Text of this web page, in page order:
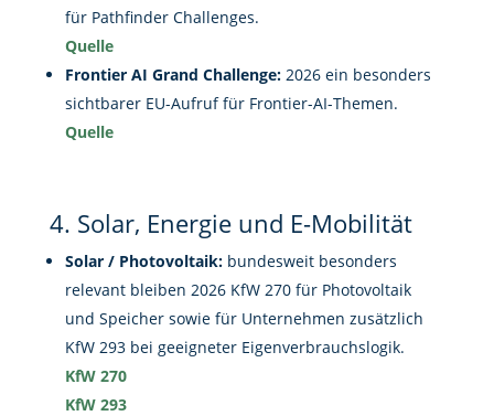
für Pathfinder Challenges.
Quelle
Frontier AI Grand Challenge:2026 ein besonders
sichtbarer EU-Aufruf für Frontier-AI-Themen.
Quelle
4. Solar, Energie und E-Mobilität
Solar / Photovoltaik:bundesweit besonders
relevant bleiben 2026 KfW 270 für Photovoltaik
und Speicher sowie für Unternehmen zusätzlich
KfW 293 bei geeigneter Eigenverbrauchslogik.
KfW 270
KfW 293